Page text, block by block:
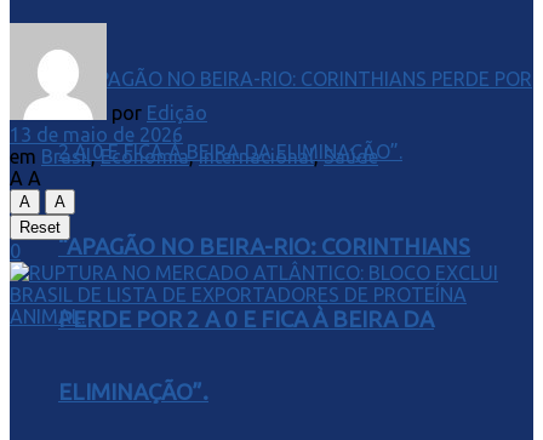
“APAGÃO NO BEIRA-RIO: CORINTHIANS
PERDE POR 2 A 0 E FICA À BEIRA DA
ELIMINAÇÃO”.
por Edição
13 de maio de 2026
em Brasil,Economia,internacional,Saúde
A A
A
A
Reset
0